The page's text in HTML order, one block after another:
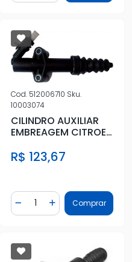
Cod. 512006710 Sku.
10003074
CILINDRO AUXILIAR
EMBREAGEM CITROEN
2010 A
R$ 123,67
Diminuir Quantidade
Quantidade
AdicionarComprar